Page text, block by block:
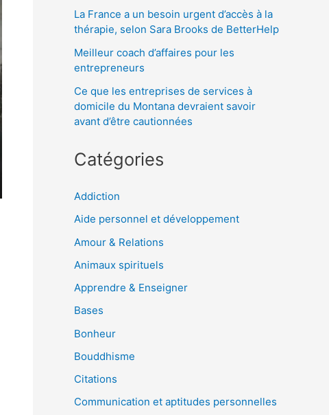
La France a un besoin urgent d’accès à la
thérapie, selon Sara Brooks de BetterHelp
Meilleur coach d’affaires pour les
entrepreneurs
Ce que les entreprises de services à
domicile du Montana devraient savoir
avant d’être cautionnées
Catégories
Addiction
Aide personnel et développement
Amour & Relations
Animaux spirituels
Apprendre & Enseigner
Bases
Bonheur
Bouddhisme
Citations
Communication et aptitudes personnelles